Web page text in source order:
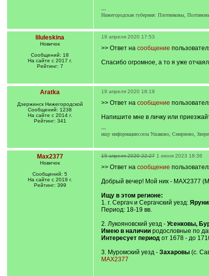
---
Нижегородская губерния: Плотниковы,
liluleskina
Новичок
Сообщений: 18
На сайте с 2017 г.
Рейтинг: 7
19 апреля 2020 17:53
>> Ответ на сообщение
Спасибо огромное, а то я уже
Aratka
Дзержинск Нижегородской
Сообщений: 1238
На сайте с 2014 г.
Рейтинг: 341
19 апреля 2020 18:19
>> Ответ на сообщение
Напишите мне в личку или
---
ищу информацию:села Ушаково, Смирново,
Max2377
Новичок
Сообщений: 5
На сайте с 2019 г.
Рейтинг: 399
19 апреля 2020 22:27 1 июня 2023 18:36
>> Ответ на сообщение
Добрый вечер! Мой ник - MAX2377
Ищу в этом регионе:
1. г. Сергач и Сергачский уезд:
Период: 18-19 вв.
2. Лукояновский уезд - Усенковы,
Имею в наличииродословные по
Интересует периодот 1678 - до
3. Муромский уезд - Захаровы(с.
MAX2377